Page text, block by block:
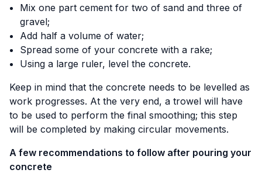
Mix one part cement for two of sand and three of
gravel;
Add half a volume of water;
Spread some of your concrete with a rake;
Using a large ruler, level the concrete.
Keep in mind that the concrete needs to be levelled as
work progresses. At the very end, a trowel will have
to be used to perform the final smoothing; this step
will be completed by making circular movements.
A few recommendations to follow after pouring your
concrete